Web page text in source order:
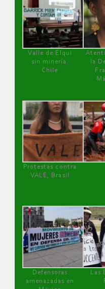
Valle de Elqui
sin minería.
Chile
la
Protestas contra
VALE, Brasil
Defensoras
amenazadas en
Las